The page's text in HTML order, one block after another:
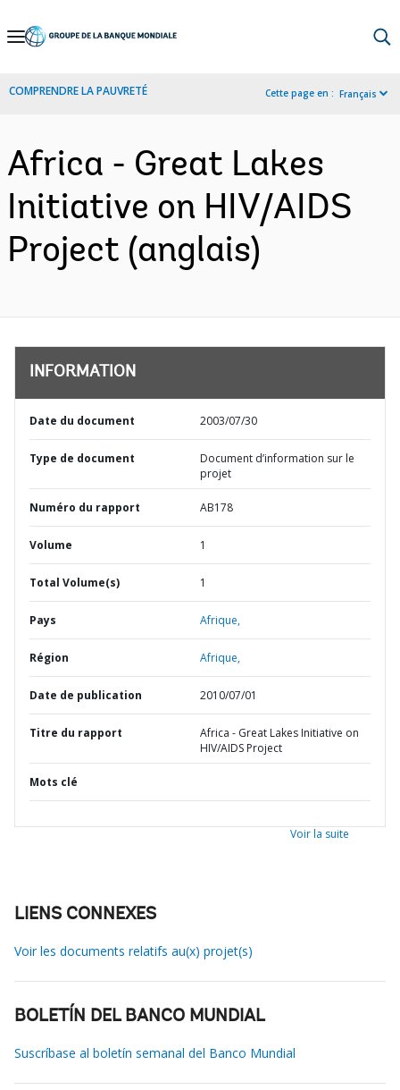
Skip
Navigation
COMPRENDRE LA PAUVRETÉ Cette page en : Français
Africa - Great Lakes
Initiative on HIV/AIDS
Project (anglais)
INFORMATION
Date du document 2003/07/30
Type de document
Document d’information sur le
projet
Numéro du rapport AB178
Volume 1
Total Volume(s) 1
Pays Afrique,
Région Afrique,
Date de publication 2010/07/01
Titre du rapport
Africa - Great Lakes Initiative on
HIV/AIDS Project
Mots clé
Voir la suite
LIENS CONNEXES
Voir les documents relatifs au(x) projet(s)
BOLETÍN DEL BANCO MUNDIAL
Suscríbase al boletín semanal del Banco Mundial